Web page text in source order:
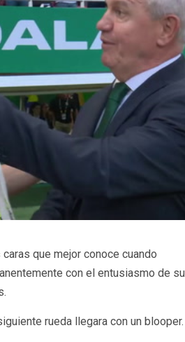
que mejor conoce cuando
con el entusiasmo de su
rueda llegara con un blooper.